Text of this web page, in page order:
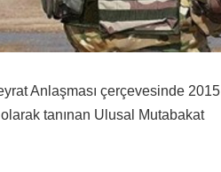
Anlaşması çerçevesinde 2015
tanınan Ulusal Mutabakat